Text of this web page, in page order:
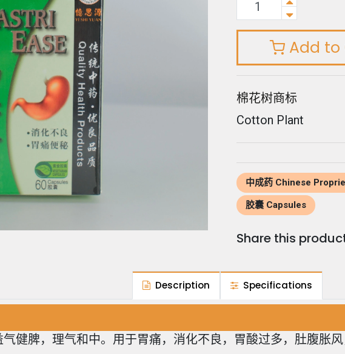
Add to
棉花树商标
Cotton Plant
中成药 Chinese
胶囊 Capsules
Share this
Description Specifications
健脾，理气和中。用于胃痛，消化不良，胃酸过多，肚腹胀风